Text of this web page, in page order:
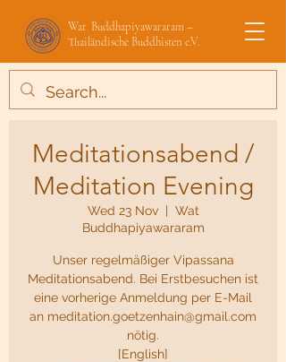
Wat Buddhapiyawararam –
Thailändische Buddhisten e.V.
Meditationsabend /
Meditation Evening
Wed 23 Nov
  |
Wat
Buddhapiyawararam
Unser regelmäßiger Vipassana
Meditationsabend. Bei Erstbesuchen ist
eine vorherige Anmeldung per E-Mail
an meditation.goetzenhain@gmail.com
nötig.
[English]